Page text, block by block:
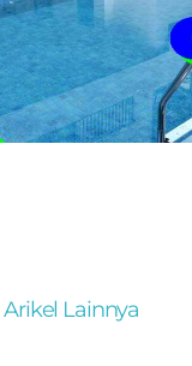
Arikel Lainnya